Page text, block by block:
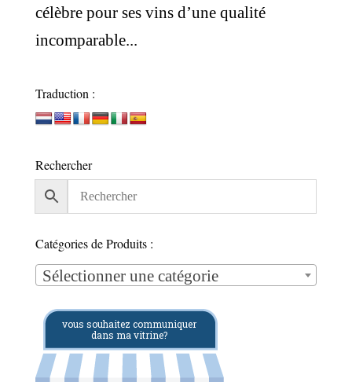
célèbre pour ses vins d’une qualité
incomparable...
Traduction :
Rechercher
Catégories de Produits :
Sélectionner une catégorie
vous souhaitez communiquer
dans ma vitrine?